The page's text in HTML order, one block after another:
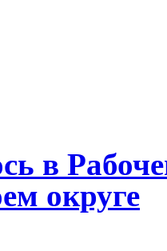
в
округе